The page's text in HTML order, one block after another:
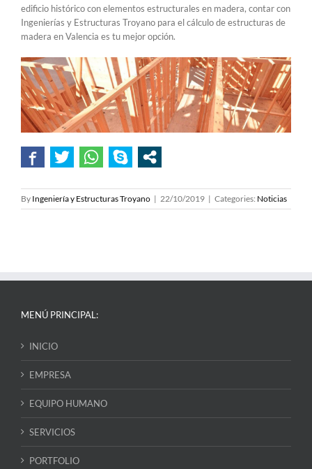
edificio histórico con elementos estructurales en madera, contar con
Ingenierías y Estructuras Troyano para el cálculo de estructuras de
madera en Valencia es tu mejor opción.
By Ingeniería y Estructuras Troyano | 22/10/2019 | Categories: Noticias
MENÚ PRINCIPAL:
INICIO
EMPRESA
EQUIPO HUMANO
SERVICIOS
PORTFOLIO